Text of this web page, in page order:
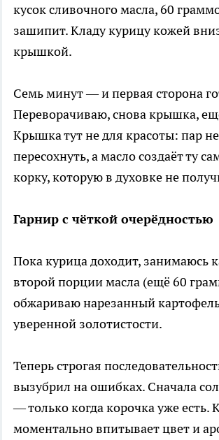
кусок сливочного масла, 60
зашипит. Кладу курицу кожей
крышкой.
Семь минут — и первая сторона
Переворачиваю, снова крышка,
Крышка тут не для красоты: пар
пересохнуть, а масло создаёт ту
корку, которую в духовке не
Гарнир с чёткой очерёдностью
Пока курица доходит, занимаюсь
второй порции масла (ещё 60
обжариваю нарезанный
уверенной золотистости.
Теперь строгая
вызубрил на ошибках. Сначала
— только когда корочка уже есть.
моментально впитывает цвет и